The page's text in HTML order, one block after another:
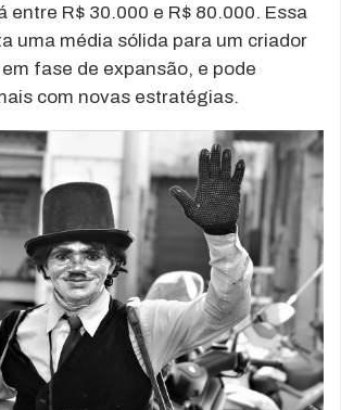
entre R$ 30.000 e R$ 80.000. Essa
uma média sólida para um criador
fase de expansão, e pode
com novas estratégias.